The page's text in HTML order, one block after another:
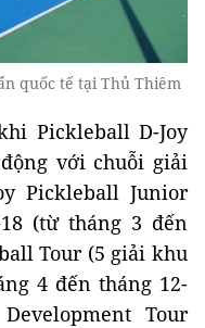
quốc tế tại Thủ Thiêm
Pickleball D-Joy
với chuỗi giải
Pickleball Junior
(từ tháng 3 đến
Tour (5 giải khu
4 đến tháng 12-
Tour